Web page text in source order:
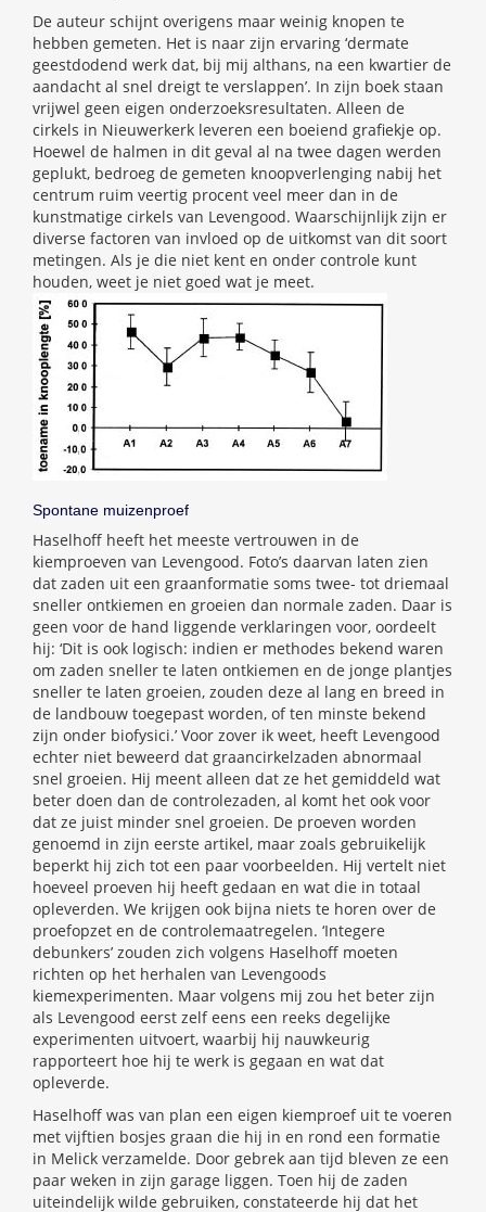
De auteur schijnt overigens maar weinig knopen te
hebben gemeten. Het is naar zijn ervaring ‘dermate
geestdodend werk dat, bij mij althans, na een kwartier de
aandacht al snel dreigt te verslappen’. In zijn boek staan
vrijwel geen eigen onderzoeksresultaten. Alleen de
cirkels in Nieuwerkerk leveren een boeiend grafiekje op.
Hoewel de halmen in dit geval al na twee dagen werden
geplukt, bedroeg de gemeten knoopverlenging nabij het
centrum ruim veertig procent veel meer dan in de
kunstmatige cirkels van Levengood. Waarschijnlijk zijn er
diverse factoren van invloed op de uitkomst van dit soort
metingen. Als je die niet kent en onder controle kunt
houden, weet je niet goed wat je meet.
Spontane muizenproef
Haselhoff heeft het meeste vertrouwen in de
kiemproeven van Levengood. Foto’s daarvan laten zien
dat zaden uit een graanformatie soms twee- tot driemaal
sneller ontkiemen en groeien dan normale zaden. Daar is
geen voor de hand liggende verklaringen voor, oordeelt
hij: ‘Dit is ook logisch: indien er methodes bekend waren
om zaden sneller te laten ontkiemen en de jonge plantjes
sneller te laten groeien, zouden deze al lang en breed in
de landbouw toegepast worden, of ten minste bekend
zijn onder biofysici.’ Voor zover ik weet, heeft Levengood
echter niet beweerd dat graancirkelzaden abnormaal
snel groeien. Hij meent alleen dat ze het gemiddeld wat
beter doen dan de controlezaden, al komt het ook voor
dat ze juist minder snel groeien. De proeven worden
genoemd in zijn eerste artikel, maar zoals gebruikelijk
beperkt hij zich tot een paar voorbeelden. Hij vertelt niet
hoeveel proeven hij heeft gedaan en wat die in totaal
opleverden. We krijgen ook bijna niets te horen over de
proefopzet en de controlemaatregelen. ‘Integere
debunkers’ zouden zich volgens Haselhoff moeten
richten op het herhalen van Levengoods
kiemexperimenten. Maar volgens mij zou het beter zijn
als Levengood eerst zelf eens een reeks degelijke
experimenten uitvoert, waarbij hij nauwkeurig
rapporteert hoe hij te werk is gegaan en wat dat
opleverde.
Haselhoff was van plan een eigen kiemproef uit te voeren
met vijftien bosjes graan die hij in en rond een formatie
in Melick verzamelde. Door gebrek aan tijd bleven ze een
paar weken in zijn garage liggen. Toen hij de zaden
uiteindelijk wilde gebruiken, constateerde hij dat het